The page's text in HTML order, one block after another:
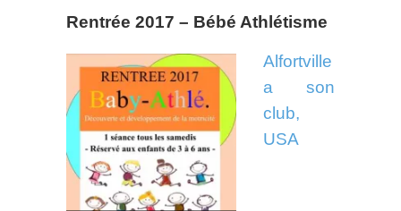
Rentrée 2017 – Bébé Athlétisme
Alfortville
a son
club,
USA